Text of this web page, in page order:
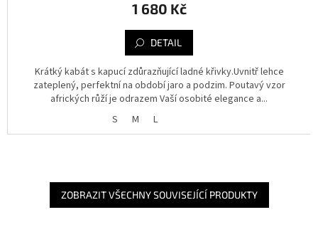
1 680 Kč
DETAIL
Krátký kabát s kapucí zdůrazňující ladné křivky.Uvnitř lehce
zateplený, perfektní na období jaro a podzim. Poutavý vzor
afrických růží je odrazem Vaší osobité elegance a...
S
M L
ZOBRAZIT VŠECHNY SOUVISEJÍCÍ PRODUKTY